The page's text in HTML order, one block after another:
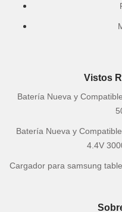
Vistos
Batería Nueva y
Batería Nueva y
4.4V
Cargador para samsung